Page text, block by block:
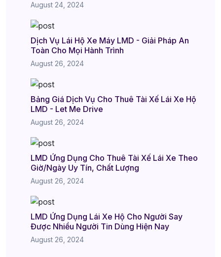
August 24, 2024
Dịch Vụ Lái Hộ Xe Máy LMD - Giải Pháp An
Toàn Cho Mọi Hành Trình
August 26, 2024
Bảng Giá Dịch Vụ Cho Thuê Tài Xế Lái Xe Hộ
LMD - Let Me Drive
August 26, 2024
LMD Ứng Dụng Cho Thuê Tài Xế Lái Xe Theo
Giờ/Ngày Uy Tín, Chất Lượng
August 26, 2024
LMD Ứng Dụng Lái Xe Hộ Cho Người Say
Được Nhiều Người Tin Dùng Hiện Nay
August 26, 2024